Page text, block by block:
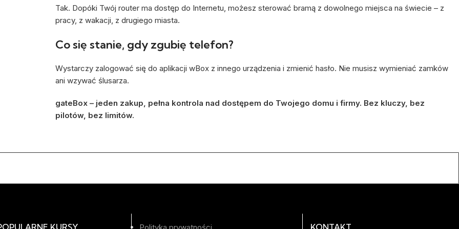
Tak. Dopóki Twój router ma dostęp do Internetu, możesz sterować bramą z dowolnego miejsca na świecie – z
pracy, z wakacji, z drugiego miasta.
Co się stanie, gdy zgubię telefon?
Wystarczy zalogować się do aplikacji wBox z innego urządzenia i zmienić hasło. Nie musisz wymieniać zamków
ani wzywać ślusarza.
gateBox – jeden zakup, pełna kontrola nad dostępem do Twojego domu i firmy. Bez kluczy, bez
pilotów, bez limitów.
KURSY KONTAKT